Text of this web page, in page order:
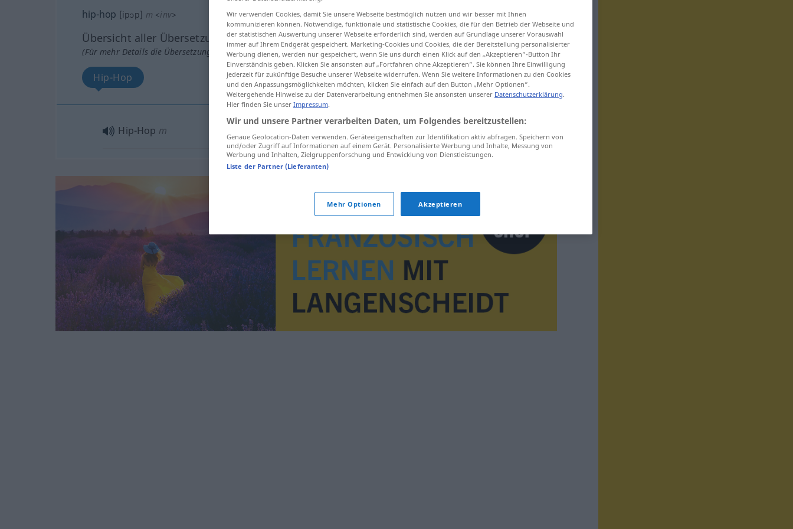
hip-hop [ipɔp] m <inv>
Übersicht aller Übersetzungen
(Für mehr Details die Übersetzung anklicken/antippen)
Hip-Hop
Hip-Hop m
Wir verwenden Cookies, damit Sie unsere Webseite bestmöglich nutzen und wir besser mit Ihnen
kommunizieren können. Notwendige, funktionale und statistische Cookies, die für den Betrieb der Webseite und
der statistischen Auswertung unserer Webseite erforderlich sind, werden auf Grundlage unserer Vorauswahl
immer auf Ihrem Endgerät gespeichert. Marketing-Cookies und Cookies, die der Bereitstellung personalisierter
Werbung dienen, werden nur gespeichert, wenn Sie uns durch einen Klick auf den „Akzeptieren“-Button Ihr
Einverständnis geben. Klicken Sie ansonsten auf „Fortfahren ohne Akzeptieren“. Sie können Ihre Einwilligung
jederzeit für zukünftige Besuche unserer Webseite widerrufen. Wenn Sie weitere Informationen zu den Cookies
und den Anpassungsmöglichkeiten möchten, klicken Sie einfach auf den Button „Mehr Optionen“.
Weitergehende Hinweise zu der Datenverarbeitung entnehmen Sie ansonsten unserer Datenschutzerklärung.
Hier finden Sie unser Impressum.
Wir und unsere Partner verarbeiten Daten, um Folgendes bereitzustellen:
Genaue Geolocation-Daten verwenden. Geräteeigenschaften zur Identifikation aktiv abfragen. Speichern von
und/oder Zugriff auf Informationen auf einem Gerät. Personalisierte Werbung und Inhalte, Messung von
Werbung und Inhalten, Zielgruppenforschung und Entwicklung von Dienstleistungen.
Liste der Partner (Lieferanten)
Mehr Optionen Akzeptieren